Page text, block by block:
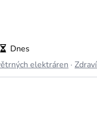
Dnes
elektráren ·